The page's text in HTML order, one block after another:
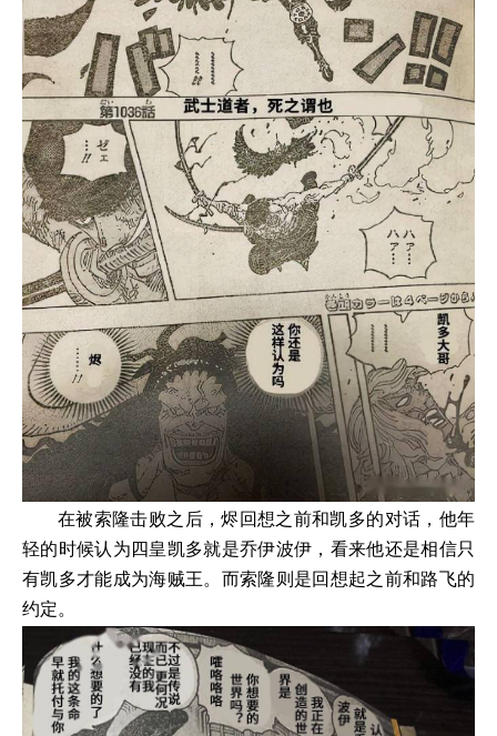
在被索隆击败之后，烬回想之前和凯多的对话，他年
轻的时候认为四皇凯多就是乔伊波伊，看来他还是相信只
有凯多才能成为海贼王。而索隆则是回想起之前和路飞的
约定。